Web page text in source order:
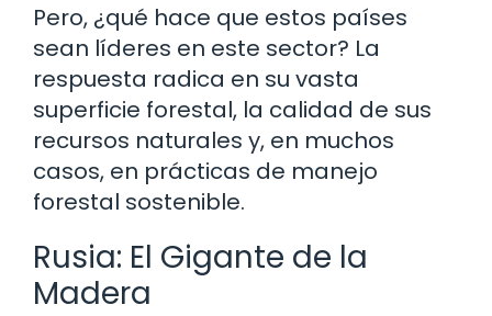
Pero, ¿qué hace que estos países
sean líderes en este sector? La
respuesta radica en su vasta
superficie forestal, la calidad de sus
recursos naturales y, en muchos
casos, en prácticas de manejo
forestal sostenible.
Rusia: El Gigante de la
Madera